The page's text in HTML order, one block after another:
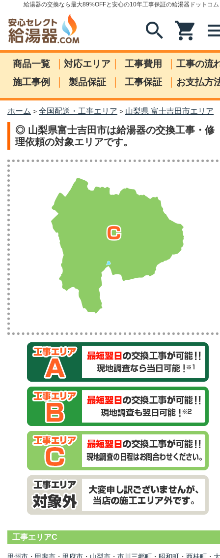
給湯器の交換なら最大89%OFFと安心の10年工事保証の給湯器ドットコム
search shopping_cart
商品一覧 | 対応エリア | 工事費用 | 工事の流
施工事例
| 製品保証 | 工事保証 | お支払方
ホーム > 全国配送・工事エリア > 山梨県 富士吉田市エリア
◎ 山梨県富士吉田市は給湯器の交換工事・修
理依頼の対象エリアです。
工事エリアC